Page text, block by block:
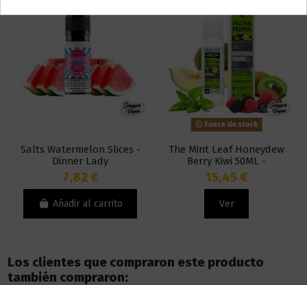
Salts Watermelon Slices -
Dinner Lady
7,82 €
Añadir al carrito
Fuera de stock
The Mint Leaf Honeydew
Berry Kiwi 50ML -
Pachamama
15,45 €
Ver
Los clientes que compraron este producto
también compraron: